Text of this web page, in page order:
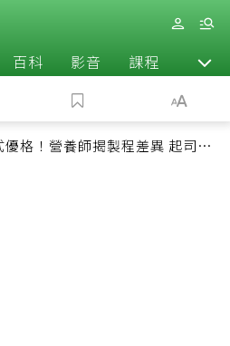
百科 影音 課程 退休
格！營養師揭製程差異 起司片